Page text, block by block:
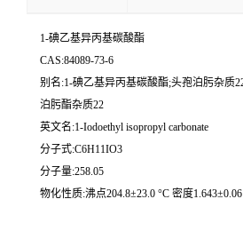
1-碘乙基异丙基碳酸酯
CAS:84089-73-6
别名:1-碘乙基异丙基碳酸酯;头孢泊肟杂质
泊肟酯杂质22
英文名:1-Iodoethyl isopropyl carbonate
分子式:C6H11IO3
分子量:258.05
物化性质:沸点204.8±23.0 °C 密度1.643±0.06